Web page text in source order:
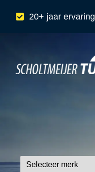
20+ jaar ervaring